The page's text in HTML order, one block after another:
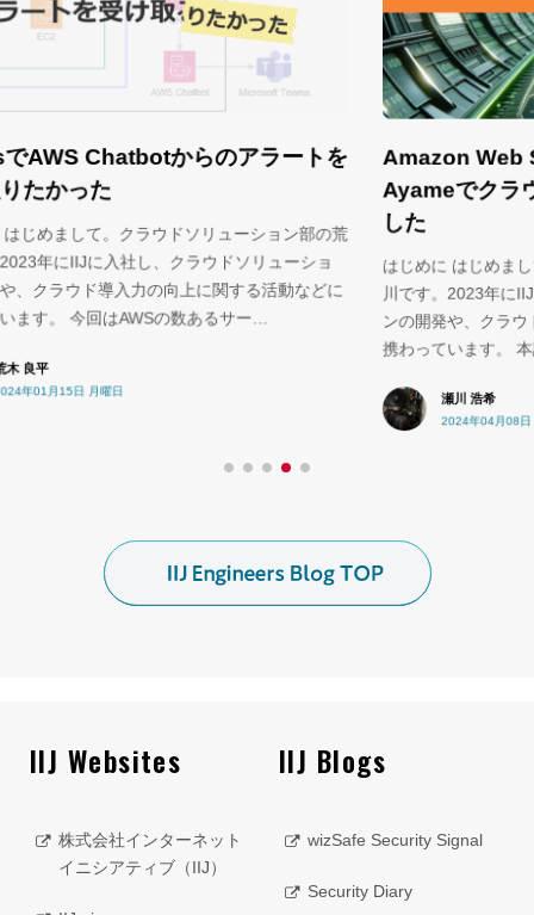
を
の荒
ョ
どに
Amazon Web ServicesとSEIL/x86
Ayameでクラウド間をVPN接続してみま
した
はじめに はじめまして。クラウドソリューション部の瀬
川です。2023年にIIJに入社し、クラウドソリューショ
ンの開発や、クラウド導入力の向上に関する活動などに
IIJ Websites
株式会社インターネット
イニシアティブ（IIJ）
IIJ Blogs
wizSafe Security Signal
Security Diary